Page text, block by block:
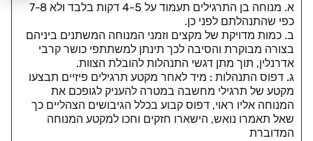
א. מנוחה בן התרגילים תעמוד על 4-5 דקות בלבד ולא 7-8
כפי שהתנהלתם לפני כן.
ב. כמות מדויקת של מקצים וזמני המנוחה המשתנים ביניהם
בצורה מבוקרת והסיבה לכך תינתן למשתתפי כושר קרבי
אדרנלין, תוך מתן דגשי התנהלות להובלת הצוות.
ג. דפוס התנהלות : מיד לאחר מקטע תרגילים פיזיים תבצעו
מקטע של תרגילי מחשבה במטרה להעניק לגופכם את
המנוחה אליו ראוי, דפוס קבוע בכלל הגיבושים הצהליים כך
שאל תאמרו נואש, הישארו חזקים וחכו למקטע המנוחה
המדוברת